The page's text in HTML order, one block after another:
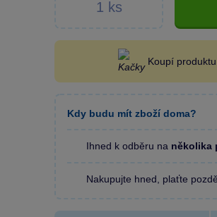
Koupí
Kdy budu mít zboží doma?
Ihned k odběru na několika
Nakupujte hned, plaťte